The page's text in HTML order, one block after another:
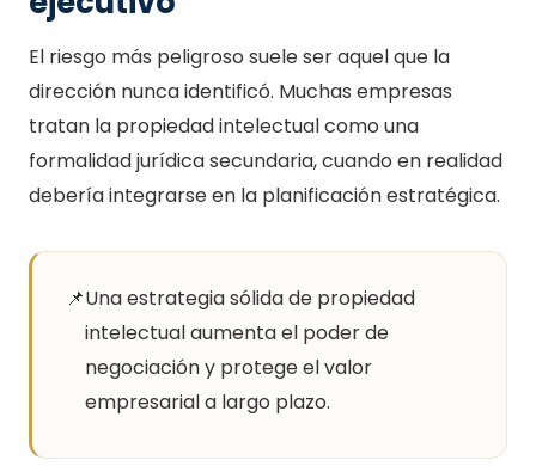
El riesgo más peligroso suele ser aquel que la
dirección nunca identificó. Muchas empresas
tratan la propiedad intelectual como una
formalidad jurídica secundaria, cuando en realidad
debería integrarse en la planificación estratégica.
📌Una estrategia sólida de propiedad
intelectual aumenta el poder de
negociación y protege el valor
empresarial a largo plazo.